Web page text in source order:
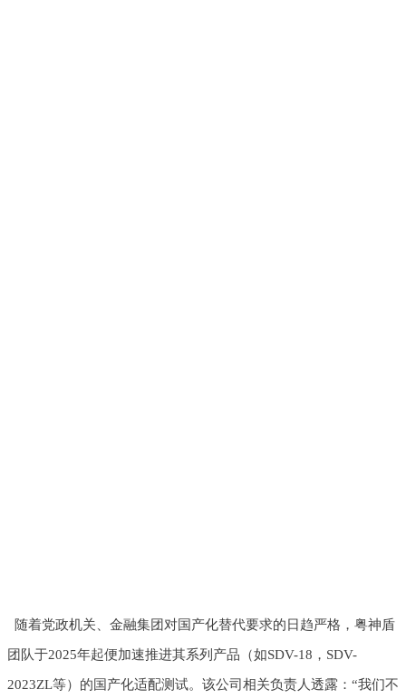
随着党政机关、金融集团对国产化替代要求的日趋严格，粤神盾
团队于2025年起便加速推进其系列产品（如SDV-18，SDV-
2023ZL等）的国产化适配测试。该公司相关负责人透露：“我们不